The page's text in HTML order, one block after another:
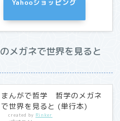
Yahooショッピング
メガネで世界を見ると
まんがで哲学 哲学のメガネ
で世界を見ると (単行本)
created by Rinker